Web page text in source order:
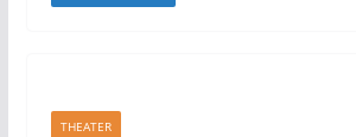
THEATER